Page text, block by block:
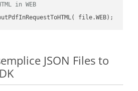
in WEB
JSON Files to